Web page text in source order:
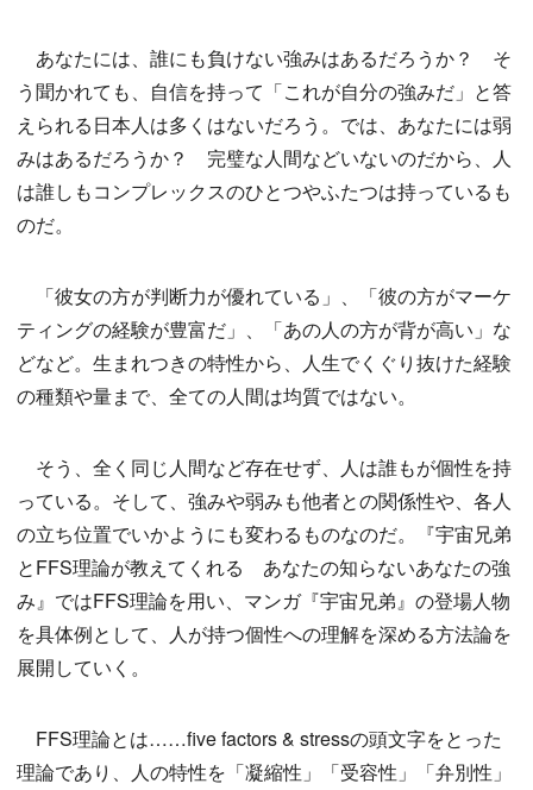
あなたには、誰にも負けない強みはあるだろうか？ そ
う聞かれても、自信を持って「これが自分の強みだ」と答
えられる日本人は多くはないだろう。では、あなたには弱
みはあるだろうか？ 完璧な人間などいないのだから、人
は誰しもコンプレックスのひとつやふたつは持っているも
のだ。
「彼女の方が判断力が優れている」、「彼の方がマーケ
ティングの経験が豊富だ」、「あの人の方が背が高い」な
どなど。生まれつきの特性から、人生でくぐり抜けた経験
の種類や量まで、全ての人間は均質ではない。
そう、全く同じ人間など存在せず、人は誰もが個性を持
っている。そして、強みや弱みも他者との関係性や、各人
の立ち位置でいかようにも変わるものなのだ。『宇宙兄弟
とFFS理論が教えてくれる あなたの知らないあなたの強
み』ではFFS理論を用い、マンガ『宇宙兄弟』の登場人物
を具体例として、人が持つ個性への理解を深める方法論を
展開していく。
FFS理論とは……five factors & stressの頭文字をとった
理論であり、人の特性を「凝縮性」「受容性」「弁別性」